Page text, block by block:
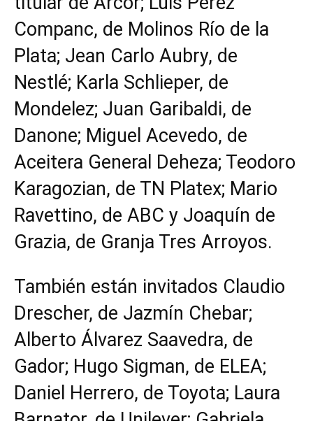
Companc, de Molinos Río de la
Plata; Jean Carlo Aubry, de
Nestlé; Karla Schlieper, de
Mondelez; Juan Garibaldi, de
Danone; Miguel Acevedo, de
Aceitera General Deheza; Teodoro
Karagozian, de TN Platex; Mario
Ravettino, de ABC y Joaquín de
Grazia, de Granja Tres Arroyos.
También están invitados Claudio
Drescher, de Jazmín Chebar;
Alberto Álvarez Saavedra, de
Gador; Hugo Sigman, de ELEA;
Daniel Herrero, de Toyota; Laura